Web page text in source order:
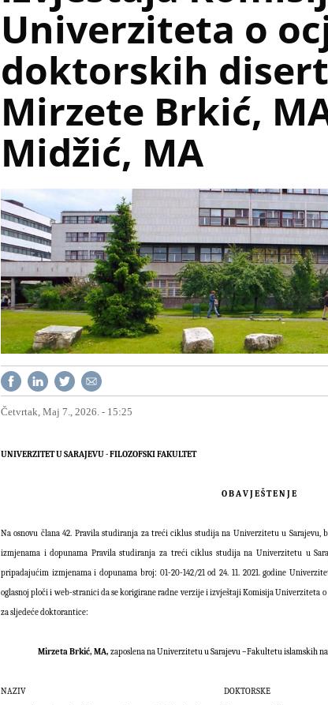
Univerziteta o
doktorskih
Mirzete Brkić,
Midžić, MA
Četvrtak, Maj 7., 2026. - 15:25
UNIVERZITET U SARAJEVU - FILOZOFSKI FAKULTET
O B A V J E Š T E N J E
Na osnovu člana 42. Pravila studiranja za treći ciklus studija na Univerzitetu u Sarajevu,
izmjenama i dopunama Pravila studiranja za treći ciklus studija na Univerzitetu u
pripadajućim izmjenama i dopunama broj: 01-20-142/21 od 24. 11. 2021. godine
oglasnoj ploči i web-stranici da se korigirane radne verzije i izvještaji Komisija Univerziteta
za sljedeće doktorantice:
Mirzeta Brkić, MA,zaposlena naUniverzitetu u Sarajevu –Fakultetu islamskih
NAZIV DOKTORSKE